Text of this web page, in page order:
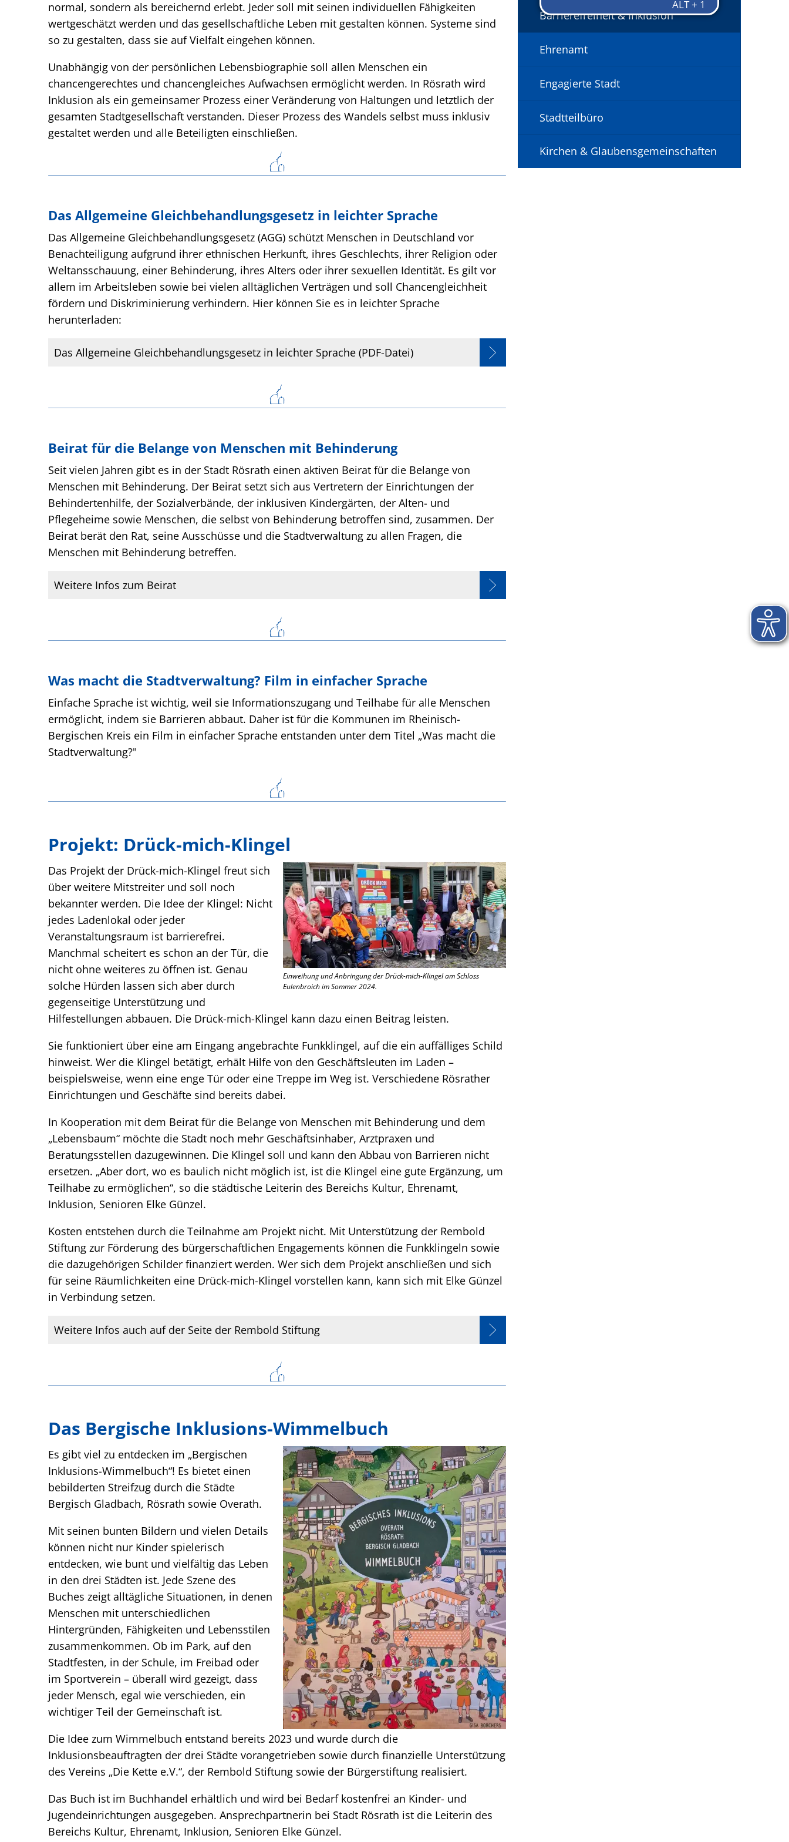
normal, sondern als bereichernd erlebt. Jeder soll mit seinen individuellen Fähigkeiten
wertgeschätzt werden und das gesellschaftliche Leben mit gestalten können. Systeme sind
so zu gestalten, dass sie auf Vielfalt eingehen können.
Unabhängig von der persönlichen Lebensbiographie soll allen Menschen ein
chancengerechtes und chancengleiches Aufwachsen ermöglicht werden. In Rösrath wird
Inklusion als ein gemeinsamer Prozess einer Veränderung von Haltungen und letztlich der
gesamten Stadtgesellschaft verstanden. Dieser Prozess des Wandels selbst muss inklusiv
gestaltet werden und alle Beteiligten einschließen.
Das Allgemeine Gleichbehandlungsgesetz in leichter Sprache
Das Allgemeine Gleichbehandlungsgesetz (AGG) schützt Menschen in Deutschland vor
Benachteiligung aufgrund ihrer ethnischen Herkunft, ihres Geschlechts, ihrer Religion oder
Weltansschauung, einer Behinderung, ihres Alters oder ihrer sexuellen Identität. Es gilt vor
allem im Arbeitsleben sowie bei vielen alltäglichen Verträgen und soll Chancengleichheit
fördern und Diskriminierung verhindern. Hier können Sie es in leichter Sprache
herunterladen:
Das Allgemeine Gleichbehandlungsgesetz in leichter Sprache (PDF-Datei)
Beirat für die Belange von Menschen mit Behinderung
Seit vielen Jahren gibt es in der Stadt Rösrath einen aktiven Beirat für die Belange von
Menschen mit Behinderung. Der Beirat setzt sich aus Vertretern der Einrichtungen der
Behindertenhilfe, der Sozialverbände, der inklusiven Kindergärten, der Alten- und
Pflegeheime sowie Menschen, die selbst von Behinderung betroffen sind, zusammen. Der
Beirat berät den Rat, seine Ausschüsse und die Stadtverwaltung zu allen Fragen, die
Menschen mit Behinderung betreffen.
Weitere Infos zum Beirat
Was macht die Stadtverwaltung? Film in einfacher Sprache
Einfache Sprache ist wichtig, weil sie Informationszugang und Teilhabe für alle Menschen
ermöglicht, indem sie Barrieren abbaut. Daher ist für die Kommunen im Rheinisch-
Bergischen Kreis ein Film in einfacher Sprache entstanden unter dem Titel „Was macht die
Stadtverwaltung?"
Projekt: Drück-mich-Klingel
Einweihung und Anbringung der Drück-mich-Klingel am Schloss
Eulenbroich im Sommer 2024.
Das Projekt der Drück-mich-Klingel freut sich
über weitere Mitstreiter und soll noch
bekannter werden. Die Idee der Klingel: Nicht
jedes Ladenlokal oder jeder
Veranstaltungsraum ist barrierefrei.
Manchmal scheitert es schon an der Tür, die
nicht ohne weiteres zu öffnen ist. Genau
solche Hürden lassen sich aber durch
gegenseitige Unterstützung und
Hilfestellungen abbauen. Die Drück-mich-Klingel kann dazu einen Beitrag leisten.
Sie funktioniert über eine am Eingang angebrachte Funkklingel, auf die ein auffälliges Schild
hinweist. Wer die Klingel betätigt, erhält Hilfe von den Geschäftsleuten im Laden –
beispielsweise, wenn eine enge Tür oder eine Treppe im Weg ist. Verschiedene Rösrather
Einrichtungen und Geschäfte sind bereits dabei.
In Kooperation mit dem Beirat für die Belange von Menschen mit Behinderung und dem
„Lebensbaum“ möchte die Stadt noch mehr Geschäftsinhaber, Arztpraxen und
Beratungsstellen dazugewinnen. Die Klingel soll und kann den Abbau von Barrieren nicht
ersetzen. „Aber dort, wo es baulich nicht möglich ist, ist die Klingel eine gute Ergänzung, um
Teilhabe zu ermöglichen“, so die städtische Leiterin des Bereichs Kultur, Ehrenamt,
Inklusion, Senioren Elke Günzel.
Kosten entstehen durch die Teilnahme am Projekt nicht. Mit Unterstützung der Rembold
Stiftung zur Förderung des bürgerschaftlichen Engagements können die Funkklingeln sowie
die dazugehörigen Schilder finanziert werden. Wer sich dem Projekt anschließen und sich
für seine Räumlichkeiten eine Drück-mich-Klingel vorstellen kann, kann sich mit Elke Günzel
in Verbindung setzen.
Weitere Infos auch auf der Seite der Rembold Stiftung
Das Bergische Inklusions-Wimmelbuch
Es gibt viel zu entdecken im „Bergischen
Inklusions-Wimmelbuch“! Es bietet einen
bebilderten Streifzug durch die Städte
Bergisch Gladbach, Rösrath sowie Overath.
Mit seinen bunten Bildern und vielen Details
können nicht nur Kinder spielerisch
entdecken, wie bunt und vielfältig das Leben
in den drei Städten ist. Jede Szene des
Buches zeigt alltägliche Situationen, in denen
Menschen mit unterschiedlichen
Hintergründen, Fähigkeiten und Lebensstilen
zusammenkommen. Ob im Park, auf den
Stadtfesten, in der Schule, im Freibad oder
im Sportverein – überall wird gezeigt, dass
jeder Mensch, egal wie verschieden, ein
wichtiger Teil der Gemeinschaft ist.
Die Idee zum Wimmelbuch entstand bereits 2023 und wurde durch die
Inklusionsbeauftragten der drei Städte vorangetrieben sowie durch finanzielle Unterstützung
des Vereins „Die Kette e.V.“, der Rembold Stiftung sowie der Bürgerstiftung realisiert.
Das Buch ist im Buchhandel erhältlich und wird bei Bedarf kostenfrei an Kinder- und
Jugendeinrichtungen ausgegeben. Ansprechpartnerin bei Stadt Rösrath ist die Leiterin des
Bereichs Kultur, Ehrenamt, Inklusion, Senioren Elke Günzel.
Barrierefreiheit & Inklusion
Ehrenamt
Engagierte Stadt
Stadtteilbüro
Kirchen & Glaubensgemeinschaften